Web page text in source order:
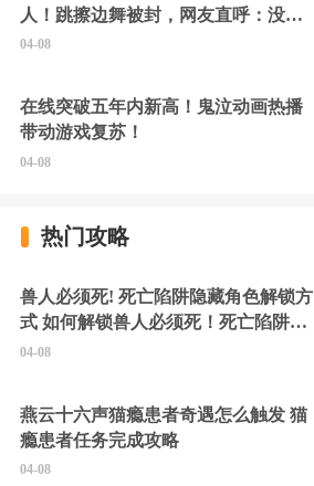
人！跳擦边舞被封，网友直呼：没边
硬擦封的好！
04-08
在线突破五年内新高！鬼泣动画热播
带动游戏复苏！
04-08
热门攻略
兽人必须死! 死亡陷阱隐藏角色解锁方
式 如何解锁兽人必须死！死亡陷阱中
的隐藏角色
04-08
燕云十六声猫瘾患者奇遇怎么触发 猫
瘾患者任务完成攻略
04-08